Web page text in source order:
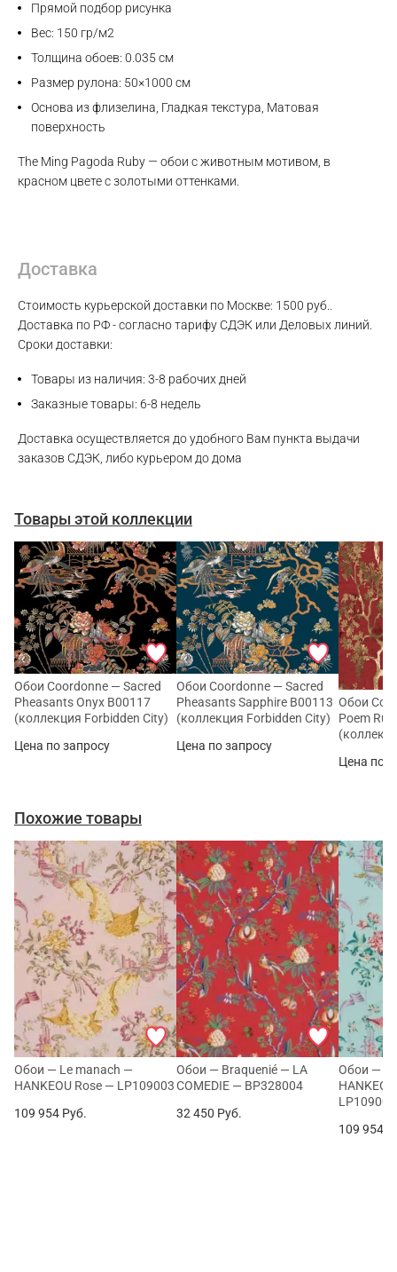
Прямой подбор рисунка
Вес: 150 гр/м2
Толщина обоев: 0.035 см
Размер рулона: 50×1000 см
Основа из флизелина, Гладкая текстура, Матовая
поверхность
The Ming Pagoda Ruby — обои с животным мотивом, в
красном цвете с золотыми оттенками.
Доставка
Стоимость курьерской доставки по Москве: 1500 руб..
Доставка по РФ - согласно тарифу СДЭК или Деловых линий.
Сроки доставки:
Товары из наличия: 3-8 рабочих дней
Заказные товары: 6-8 недель
Доставка осуществляется до удобного Вам пункта выдачи
заказов СДЭК, либо курьером до дома
Товары этой коллекции
Обои Coordonne — Sacred
Pheasants Onyx B00117
(коллекция Forbidden City)
Цена по запросу
Обои Coordonne — Sacred
Pheasants Sapphire B00113
(коллекция Forbidden City)
Цена по запросу
Обои
Poem
Цена по
Похожие товары
Обои — Le manach —
HANKEOU Rose — LP109003
109 954 Руб.
Обои — Braquenié — LA
COMEDIE — BP328004
32 450 Руб.
Обои —
LP109002
109 954
WhatsApp